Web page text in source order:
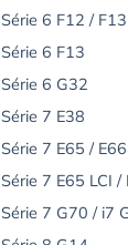
Série 6 F12 / F13
Série 6 F13
Série 6 G32
Série 7 E38
Série 7 E65 / E66
Série 7 E65 LCI /
Série 7 G70 / i7